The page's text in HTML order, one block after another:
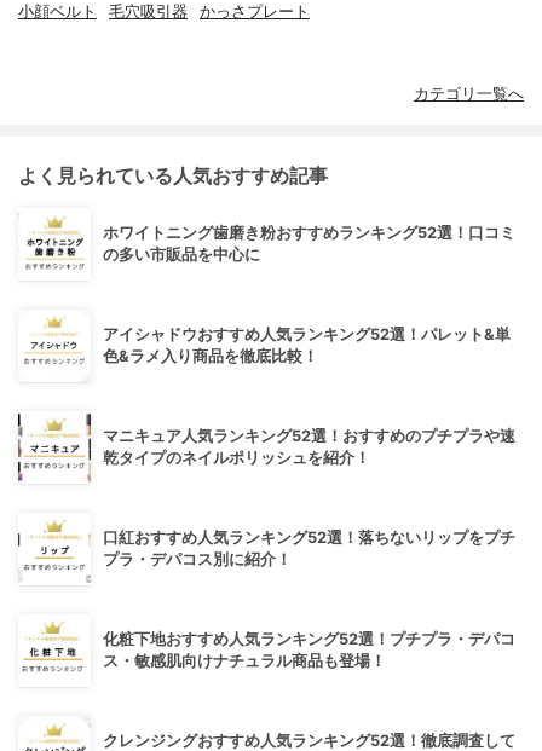
小顔ベルト 毛穴吸引器 かっさプレート
カテゴリ一覧へ
よく見られている人気おすすめ記事
ホワイトニング歯磨き粉おすすめランキング52選！口コミ
の多い市販品を中心に
アイシャドウおすすめ人気ランキング52選！パレット&単
色&ラメ入り商品を徹底比較！
マニキュア人気ランキング52選！おすすめのプチプラや速
乾タイプのネイルポリッシュを紹介！
口紅おすすめ人気ランキング52選！落ちないリップをプチ
プラ・デパコス別に紹介！
化粧下地おすすめ人気ランキング52選！プチプラ・デパコ
ス・敏感肌向けナチュラル商品も登場！
クレンジングおすすめ人気ランキング52選！徹底調査して